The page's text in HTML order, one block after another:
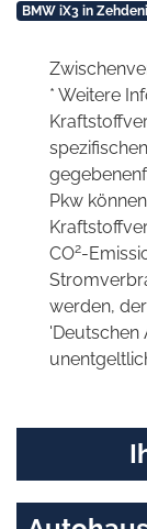
BMW iX3 in
* Weitere
Pkw
CO2-
werden,
'Deutschen